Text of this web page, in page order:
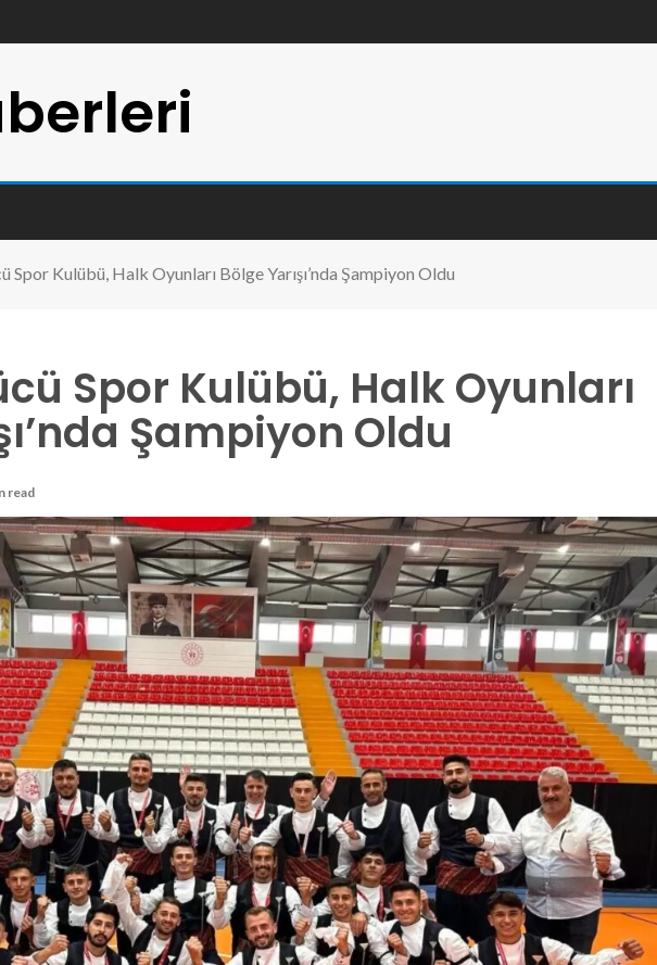
Spor Kulübü, Halk Oyunları Bölge Yarışı’nda Şampiyon Oldu
Spor Kulübü, Halk Oyunları
Şampiyon Oldu
read